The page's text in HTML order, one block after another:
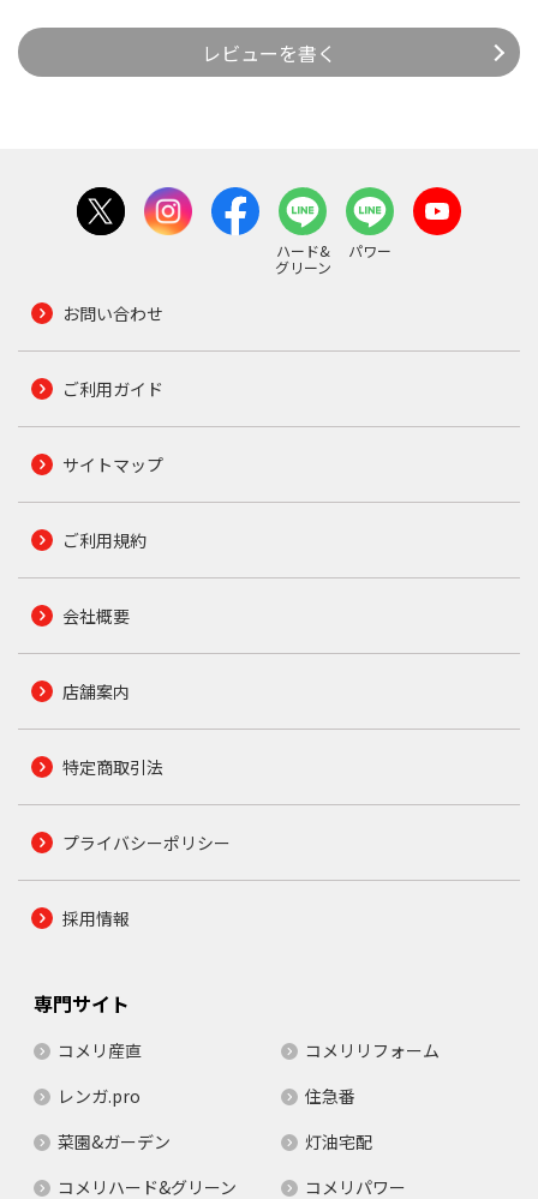
レビューを書く
ハード&
グリーン
パワー
お問い合わせ
ご利用ガイド
サイトマップ
ご利用規約
会社概要
店舗案内
特定商取引法
プライバシーポリシー
採用情報
専門サイト
コメリ産直
コメリリフォーム
レンガ.pro
住急番
菜園&ガーデン
灯油宅配
コメリハード&グリーン
コメリパワー